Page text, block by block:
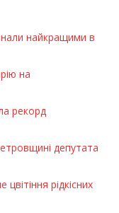
найкращими в
на
рекорд
депутата
рідкісних